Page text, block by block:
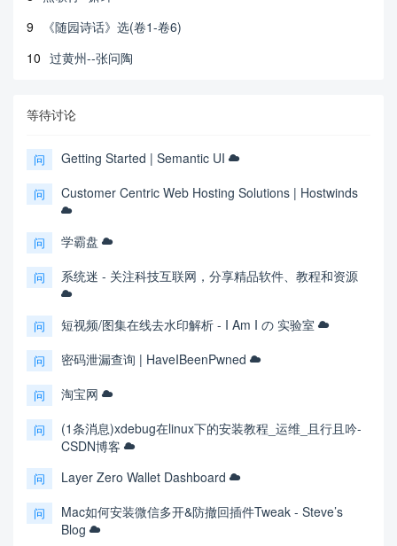
9
《随园诗话》选(卷1-卷6)
10 过黄州--张问陶
等待讨论
问 Getting Started | Semantic UI
问 Customer Centric Web Hosting Solutions | Hostwinds
问 学霸盘
问 系统迷 - 关注科技互联网，分享精品软件、教程和资源
问 短视频/图集在线去水印解析 - I Am I の 实验室
问 密码泄漏查询 | HaveIBeenPwned
问 淘宝网
问
(1条消息)xdebug在linux下的安装教程_运维_且行且吟-
CSDN博客
问 Layer Zero Wallet Dashboard
问
Mac如何安装微信多开&防撤回插件Tweak - Steve’s
Blog